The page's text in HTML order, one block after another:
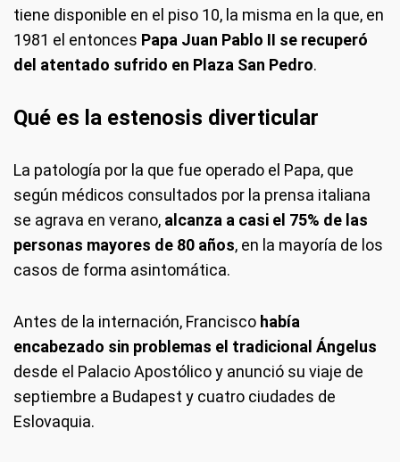
tiene disponible en el piso 10, la misma en la que, en
1981 el entonces Papa Juan Pablo II se recuperó
del atentado sufrido en Plaza San Pedro.
Qué es la estenosis diverticular
La patología por la que fue operado el Papa, que
según médicos consultados por la prensa italiana
se agrava en verano, alcanza a casi el 75% de las
personas mayores de 80 años, en la mayoría de los
casos de forma asintomática.
Antes de la internación, Francisco había
encabezado sin problemas el tradicional Ángelus
desde el Palacio Apostólico y anunció su viaje de
septiembre a Budapest y cuatro ciudades de
Eslovaquia.